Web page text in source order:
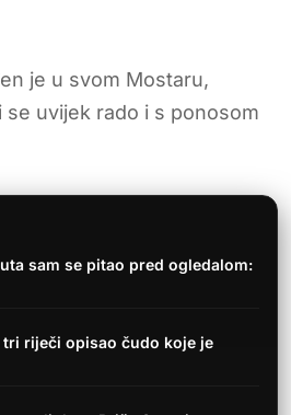
je u svom Mostaru,
uvijek rado i s ponosom
sam se pitao pred ogledalom:
tri riječi opisao čudo koje je